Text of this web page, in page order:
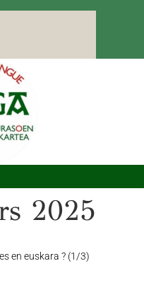
2025
en euskara ? (1/3)